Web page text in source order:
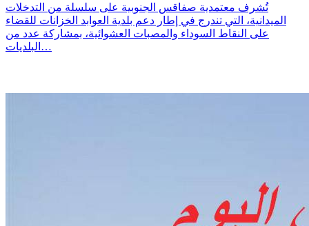
تُشرف معتمدية صفاقس الجنوبية على سلسلة من التدخلات
الميدانية، التي تندرج في إطار دعم بلدية العوابد الخزانات للقضاء
على النقاط السوداء والمصبات العشوائية، بمشاركة عدد من
البلديات…